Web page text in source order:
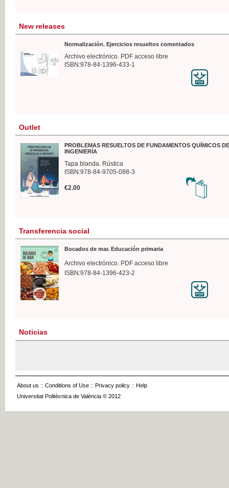
New releases
Normalización. Ejercicios resueltos comentados
Archivo electrónico. PDF acceso libre
ISBN:978-84-1396-433-1
Outlet
PROBLEMAS RESUELTOS DE FUNDAMENTOS QUÍMICOS
INGENIERÍA
Tapa blanda. Rústica
ISBN:978-84-9705-088-3
€2.00
Transferencia social
Bocados de mar. Educación primaria
Archivo electrónico. PDF acceso libre
ISBN:978-84-1396-423-2
Noticias
About us :: Conditions of Use :: Privacy policy :: Help
Universitat Politècnica de València © 2012